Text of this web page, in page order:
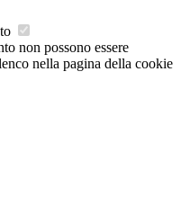
non possono essere
nella pagina della cookie